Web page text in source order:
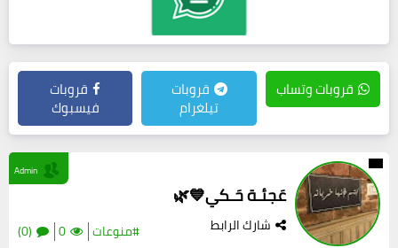
قروبات وتساب قروبات
تيلغرام
قروبات
فيسبوك
عَجئـة حَـكي💙🌿
شارك الرابط #منوعات 0
(0)
Admin